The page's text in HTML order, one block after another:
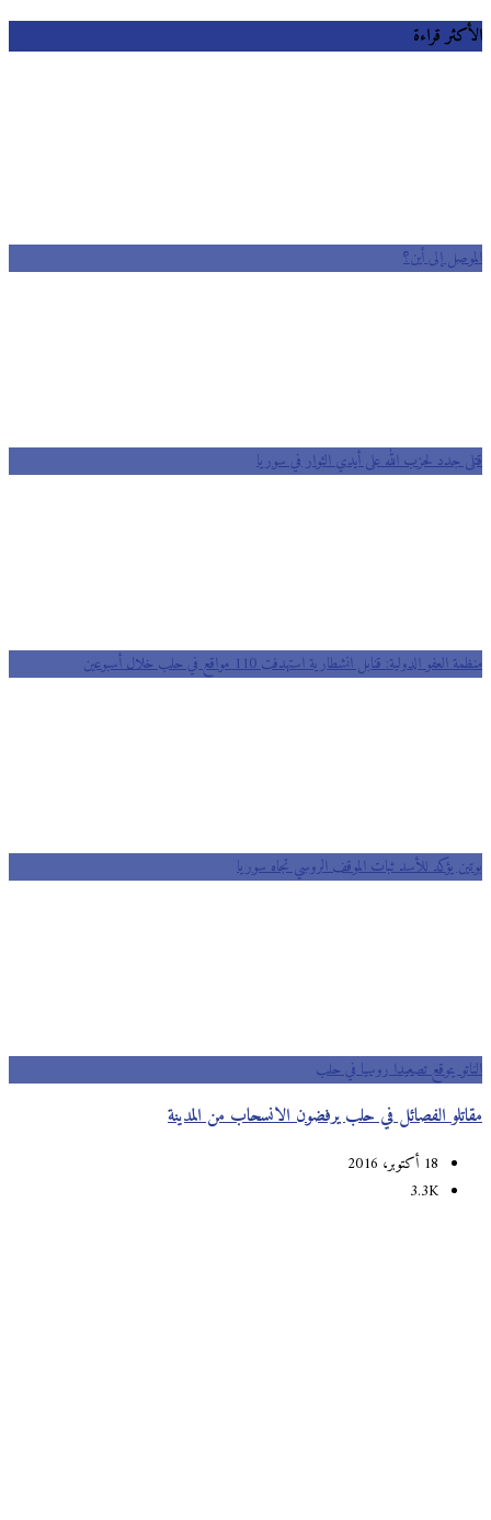
الأكثر قراءة
الموصل إلى أين؟
قتلى جدد لحزب الله على أيدي الثوار في سوريا
منظمة العفو الدولية: قنابل انشطارية استهدفت 110 مواقع في حلب خلال أسبوعين
بوتين يؤكد للأسد ثبات الموقف الروسي تجاه سوريا
الناتو يتوقع تصعيدا روسيا في حلب
مقاتلو الفصائل في حلب يرفضون الانسحاب من المدينة
18 أكتوبر، 2016
3.3K